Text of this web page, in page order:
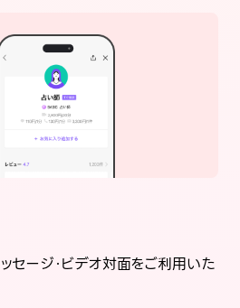
ッセージ・ビデオ対面をご利用いた